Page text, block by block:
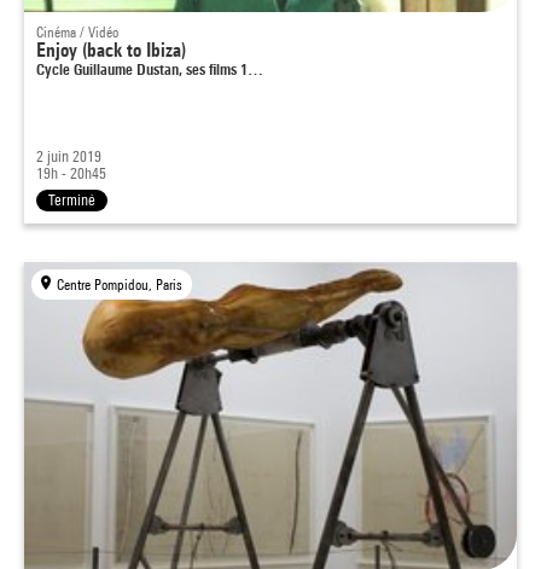
Cinéma / Vidéo
Enjoy (back to Ibiza)
Cycle Guillaume Dustan, ses films 1…
2 juin 2019
19h - 20h45
Terminé
Centre Pompidou, Paris